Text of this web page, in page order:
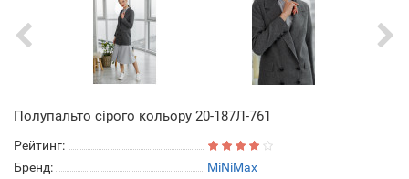
Пoлупальто сірого кольору 20-187Л-761
Рейтинг:
Бренд:
MiNiMax